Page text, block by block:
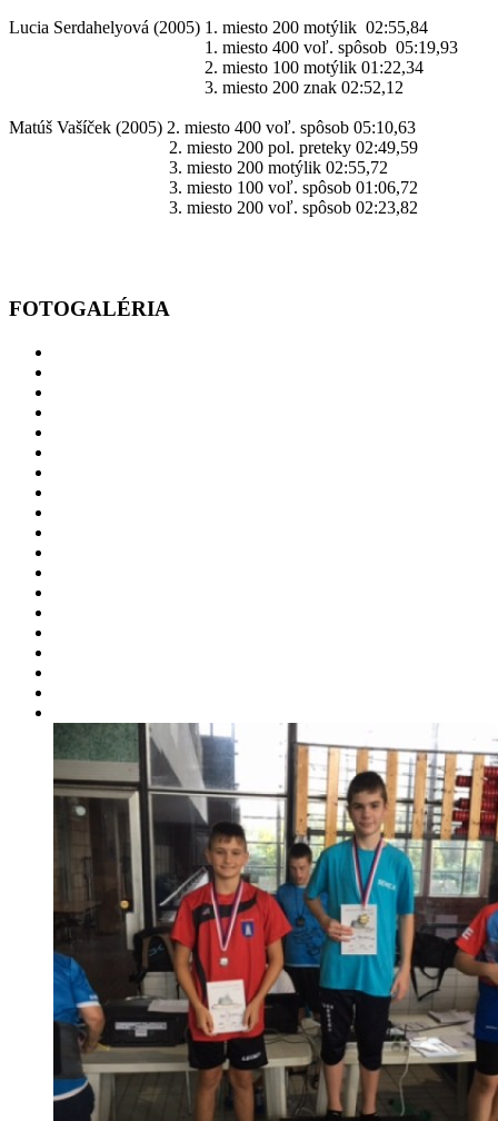
Lucia Serdahelyová (2005) 1. miesto 200 motýlik 02:55,84
1. miesto 400 voľ. spôsob 05:19,93
2. miesto 100 motýlik 01:22,34
3. miesto 200 znak 02:52,12
Matúš Vašíček (2005) 2. miesto 400 voľ. spôsob 05:10,63
2. miesto 200 pol. preteky 02:49,59
3. miesto 200 motýlik 02:55,72
3. miesto 100 voľ. spôsob 01:06,72
3. miesto 200 voľ. spôsob 02:23,82
FOTOGALÉRIA